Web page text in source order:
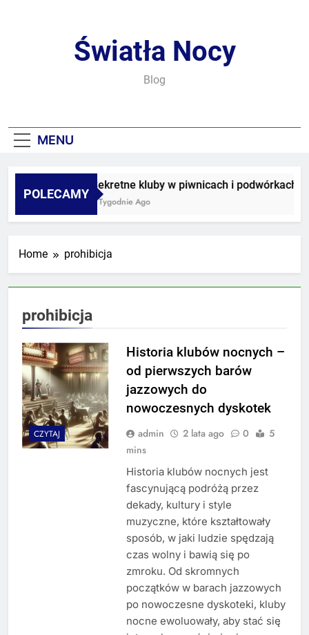
Światła Nocy
Blog
MENU
POLECAMY
Sekretne kluby w piwnicach i podwórkach
2 Tygodnie Ago
Home prohibicja
prohibicja
CZYTAJ
Historia klubów nocnych –
od pierwszych barów
jazzowych do
nowoczesnych dyskotek
admin 2 lata ago 0
5
mins
Historia klubów nocnych jest
fascynującą podróżą przez
dekady, kultury i style
muzyczne, które kształtowały
sposób, w jaki ludzie spędzają
czas wolny i bawią się po
zmroku. Od skromnych
początków w barach jazzowych
po nowoczesne dyskoteki, kluby
nocne ewoluowały, aby stać się